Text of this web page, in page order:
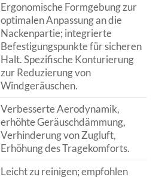
Ergonomische Formgebung zur
optimalen Anpassung an die
Nackenpartie; integrierte
Befestigungspunkte für sicheren
Halt. Spezifische Konturierung
zur Reduzierung von
Windgeräuschen.
Verbesserte Aerodynamik,
erhöhte Geräuschdämmung,
Verhinderung von Zugluft,
Erhöhung des Tragekomforts.
Leicht zu reinigen; empfohlen